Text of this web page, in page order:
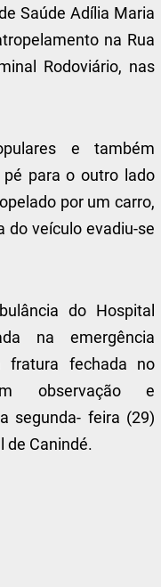
Saúde Adília Maria
na Rua
Rodoviário, nas
e também
para o outro lado
por um carro,
do veículo evadiu-se
do Hospital
na emergência
fratura fechada no
observação e
segunda- feira (29)
de Canindé.